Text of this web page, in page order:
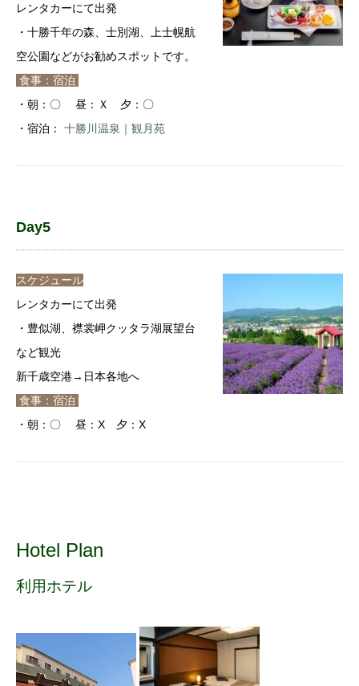
レンタカーにて出発
・十勝千年の森、士別湖、上士幌航
空公園などがお勧めスポットです。
食事：宿泊
・朝：〇 昼：Ｘ 夕：〇
・宿泊： 十勝川温泉｜観月苑
Day5
スケジュール
レンタカーにて出発
・豊似湖、襟裳岬クッタラ湖展望台
など観光
新千歳空港→日本各地へ
食事：宿泊
・朝：〇 昼：X 夕：X
Hotel Plan
利用ホテル